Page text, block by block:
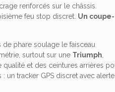
renforcés sur le châssis.
feu stop discret. Un coupe-
phare soulage le faisceau
surtout sur une Triumph
qualité et des ceintures arrières
un tracker GPS discret avec alerte